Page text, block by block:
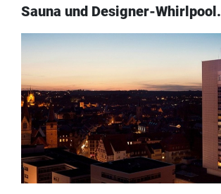
Sauna und Designer-Whirlpool.